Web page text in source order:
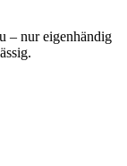
– nur eigenhändig